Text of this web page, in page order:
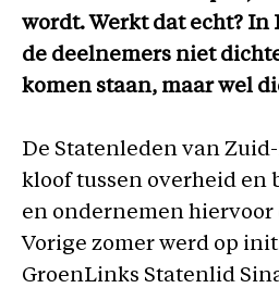
wordt. Werkt dat echt?
de deelnemers niet
komen staan, maar wel
De Statenleden van
kloof tussen overheid en
en ondernemen hiervoor
Vorige zomer werd op
GroenLinks Statenlid